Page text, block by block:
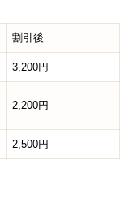
割引後
3,200円
2,200円
2,500円